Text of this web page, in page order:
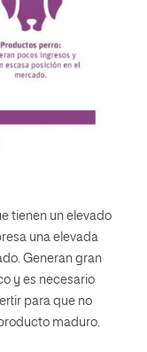
tienen un elevado
una elevada
Generan gran
y es necesario
para que no
maduro.